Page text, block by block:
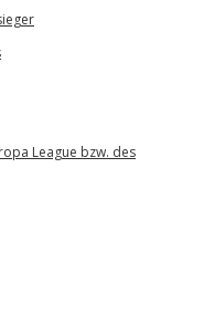
League bzw. des